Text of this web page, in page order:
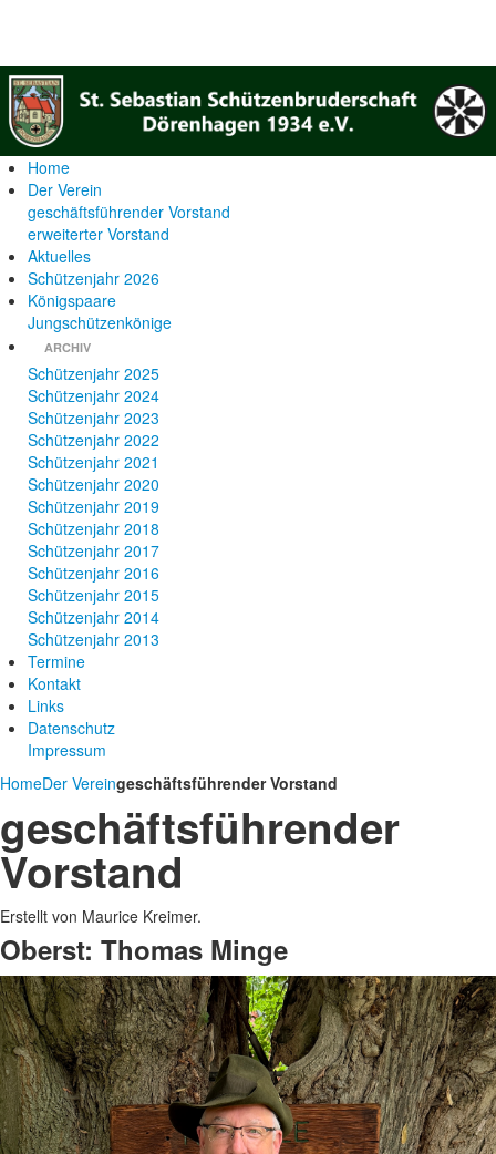
Home
Der Verein
geschäftsführender Vorstand
erweiterter Vorstand
Aktuelles
Schützenjahr 2026
Königspaare
Jungschützenkönige
ARCHIV
Schützenjahr 2025
Schützenjahr 2024
Schützenjahr 2023
Schützenjahr 2022
Schützenjahr 2021
Schützenjahr 2020
Schützenjahr 2019
Schützenjahr 2018
Schützenjahr 2017
Schützenjahr 2016
Schützenjahr 2015
Schützenjahr 2014
Schützenjahr 2013
Termine
Kontakt
Links
Datenschutz
Impressum
HomeDer Vereingeschäftsführender Vorstand
geschäftsführender
Vorstand
Erstellt von Maurice Kreimer.
Oberst: Thomas Minge